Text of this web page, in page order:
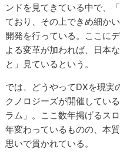
ンドを見てきている中で、
ており、その上できめ細か
開発を行っている。ここに
よる変革が加われば、日本
と」見ているという。
では、どうやってDXを現実
クノロジーズが開催してい
ラム」。ここ数年掲げるス
年変わっているものの、本
思いで貫かれている。